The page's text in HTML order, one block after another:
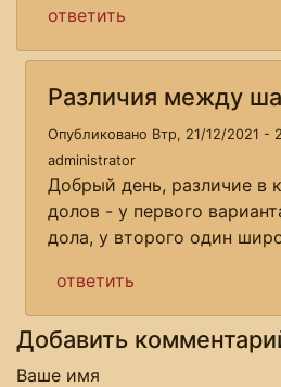
ответить
Различия между
Опубликовано Втр, 21/12/2021 -
administrator
Добрый день, различие в
долов - у первого
дола, у второго один
ответить
Добавить
Ваше имя